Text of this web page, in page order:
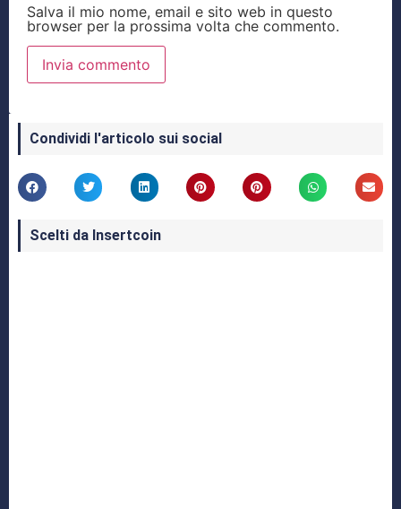
Salva il mio nome, email e sito web in questo
browser per la prossima volta che commento.
Condividi l'articolo sui social
Scelti da Insertcoin